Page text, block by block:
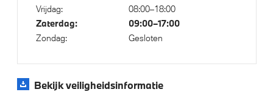
Driving Assistant Professional
Draadloos oplaadstation
Parking assistant plus
Comfort Access
Bandenspanningsweergavesysteem
Vrijdag:
08:00–18:00
Zaterdag: 09:00–17:00
Zondag: Gesloten
Bekijk veiligheidsinformatie